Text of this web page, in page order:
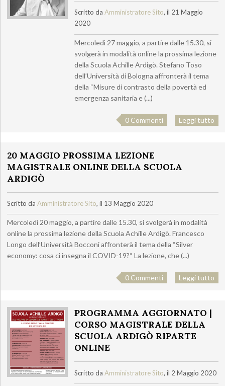
Scritto da Amministratore Sito, il 21 Maggio
2020
Mercoledì 27 maggio, a partire dalle 15.30, si
svolgerà in modalità online la prossima lezione
della Scuola Achille Ardigò. Stefano Toso
dell’Università di Bologna affronterà il tema
della “Misure di contrasto della povertà ed
emergenza sanitaria e (...)
0 Commenti Leggi tutto
20 MAGGIO PROSSIMA LEZIONE
MAGISTRALE ONLINE DELLA SCUOLA
ARDIGÒ
Scritto daAmministratore Sito, il 13 Maggio 2020
Mercoledì 20 maggio, a partire dalle 15.30, si svolgerà in modalità
online la prossima lezione della Scuola Achille Ardigò. Francesco
Longo dell’Università Bocconi affronterà il tema della “Silver
economy: cosa ci insegna il COVID-19?“ La lezione, che (...)
0 Commenti Leggi tutto
PROGRAMMA AGGIORNATO |
CORSO MAGISTRALE DELLA
SCUOLA ARDIGÒ RIPARTE
ONLINE
Scritto da Amministratore Sito, il 2 Maggio 2020